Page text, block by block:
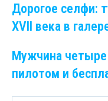
Дорогое селфи:
XVII века в
Мужчина четыре
пилотом и